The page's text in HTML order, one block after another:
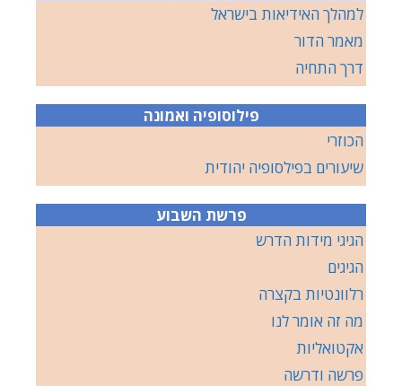
למהלך האידיאות בישראל
מאמר הדור
דרך התחיה
פילוסופיה ואמונה
הכוזרי
שיעורים בפילסופיה יהודית
פרשת השבוע
הגיגי מידות הדרש
הגיגים
רלוונטיות בקצרה
מה זה אומר לנו
אקטואליות
פרשה ודרשה